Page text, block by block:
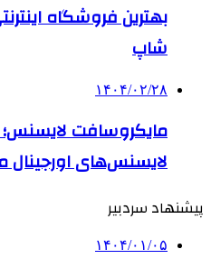
بهترین فروشگاه
شاپ
۱۴۰۴/۰۲/۲۸
مایکروسافت لایسنس؛
لایسنس‌های اورجینال
پیشنهاد سردبیر
۱۴۰۴/۰۱/۰۵